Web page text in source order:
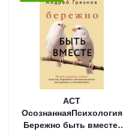
АСТ
ОсознаннаяПсихология
Бережно быть вместе.